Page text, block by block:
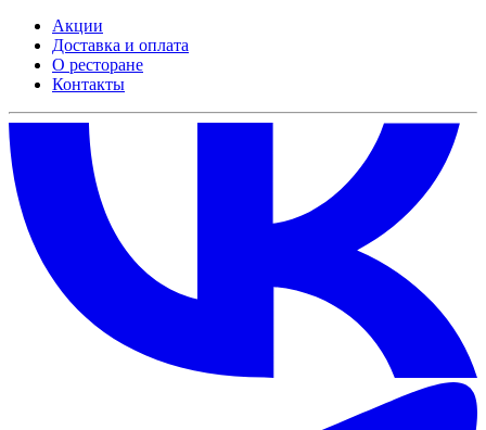
Акции
Доставка и оплата
О ресторане
Контакты